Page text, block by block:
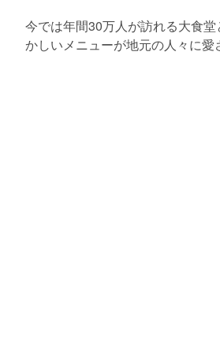
今では年間30万人が訪れる大食
かしいメニューが地元の人々に愛